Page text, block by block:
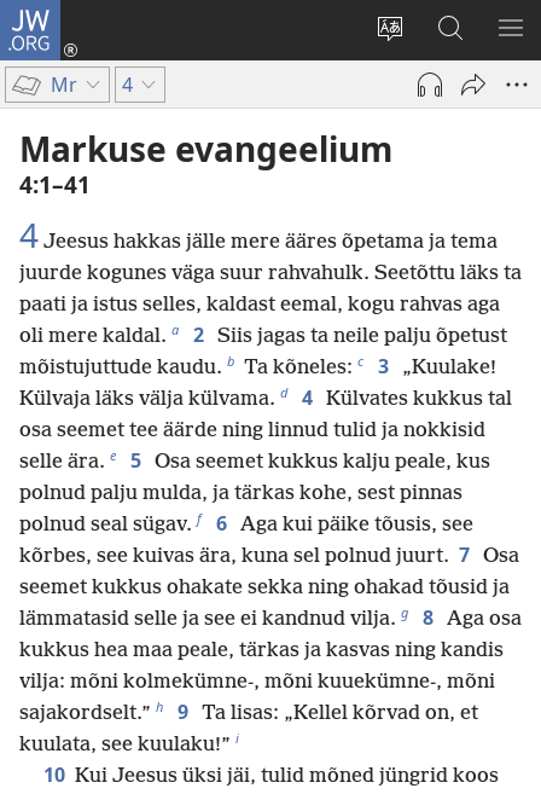
JW.ORG
Muuda
veebisaidi
keelt
Logi
sisse
Otsi
saidilt
JW.ORG
Mr 4
Markuse evangeelium
4:1–41
4 Jeesus hakkas jälle mere ääres õpetama ja tema
juurde kogunes väga suur rahvahulk. Seetõttu läks ta
paati ja istus selles, kaldast eemal, kogu rahvas aga
oli mere kaldal. a 2 Siis jagas ta neile palju õpetust
mõistujuttude kaudu. b Ta kõneles: c 3
„Kuulake!
Külvaja läks välja külvama. d 4 Külvates kukkus tal
osa seemet tee äärde ning linnud tulid ja nokkisid
selle ära. e 5 Osa seemet kukkus kalju peale, kus
polnud palju mulda, ja tärkas kohe, sest pinnas
polnud seal sügav. f 6 Aga kui päike tõusis, see
kõrbes, see kuivas ära, kuna sel polnud juurt. 7 Osa
seemet kukkus ohakate sekka ning ohakad tõusid ja
lämmatasid selle ja see ei kandnud vilja. g 8 Aga osa
kukkus hea maa peale, tärkas ja kasvas ning kandis
vilja: mõni kolmekümne-, mõni kuuekümne-, mõni
sajakordselt.” h 9 Ta lisas: „Kellel kõrvad on, et
kuulata, see kuulaku!” i
10 Kui Jeesus üksi jäi, tulid mõned jüngrid koos